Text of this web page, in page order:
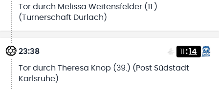
Tor durch Melissa Weitensfelder (11.)
(Turnerschaft Durlach)
23:38 11 :14
Tor durch Theresa Knop (39.) (Post Südstadt
Karlsruhe)